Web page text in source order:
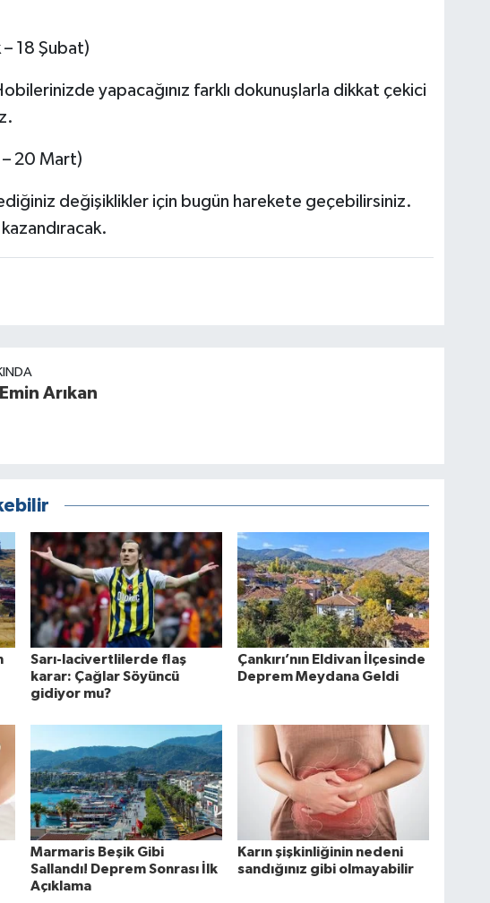
18 Şubat)
yapacağınız farklı dokunuşlarla dikkat çekici
– 20 Mart)
değişiklikler için bugün harekete geçebilirsiniz.
Arıkan
Sarı-lacivertlilerde flaş
karar: Çağlar Söyüncü
gidiyor mu?
Çankırı’nın Eldivan İlçesinde
Deprem Meydana Geldi
Marmaris Beşik Gibi
Sallandı! Deprem Sonrası İlk
Açıklama
Karın şişkinliğinin nedeni
sandığınız gibi olmayabilir